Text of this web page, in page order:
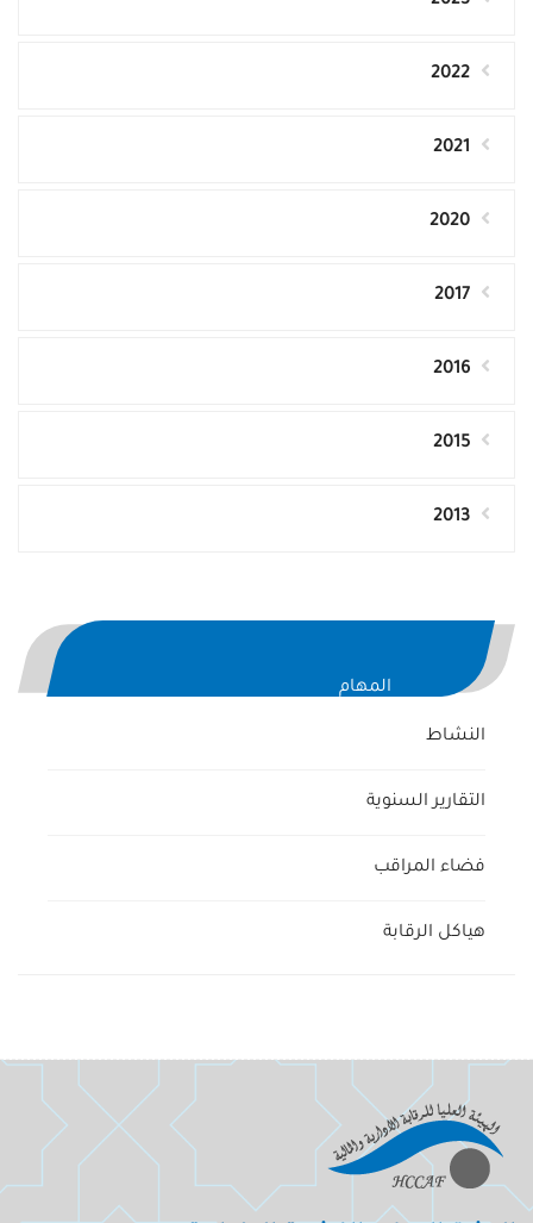
2022
2021
2020
2017
2016
2015
2013
المهام
النشاط
التقارير السنوية
فضاء المراقب
هياكل الرقابة